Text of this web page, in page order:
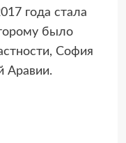
года стала
было
София
Аравии.